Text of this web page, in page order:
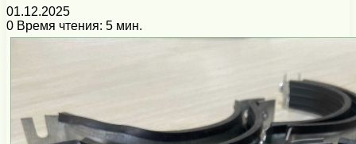
01.12.2025
0 Время чтения: 5 мин.